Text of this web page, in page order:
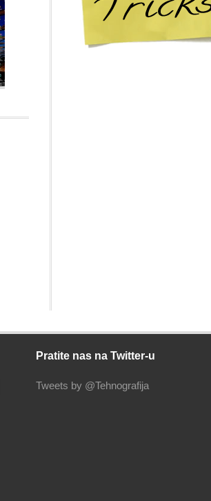
Pratite nas na Twitter-u
Tweets by @Tehnografija